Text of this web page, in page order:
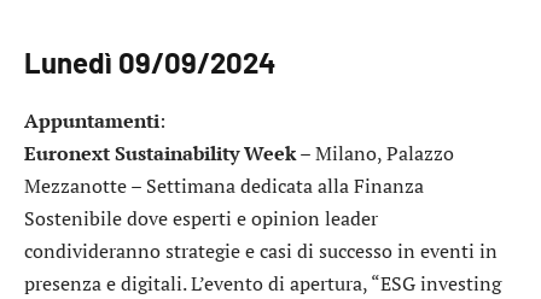
Lunedì 09/09/2024
Appuntamenti:
Euronext Sustainability Week– Milano, Palazzo
Mezzanotte – Settimana dedicata alla Finanza
Sostenibile dove esperti e opinion leader
condivideranno strategie e casi di successo in eventi in
presenza e digitali. L’evento di apertura, “ESG investing